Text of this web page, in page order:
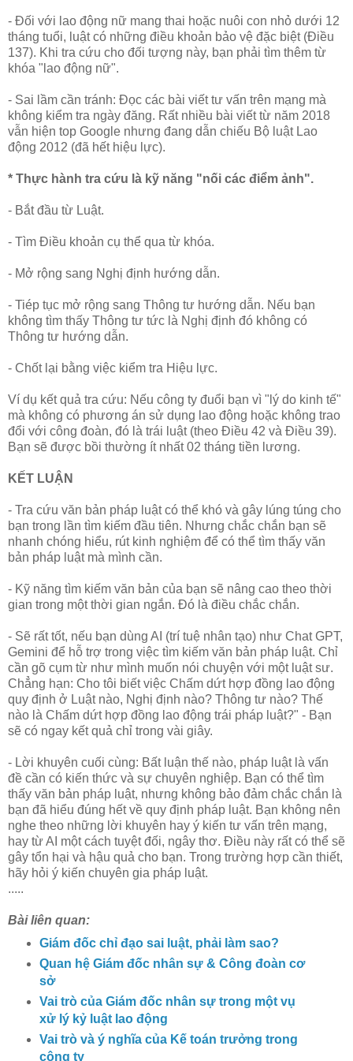
- Đối với lao động nữ mang thai hoặc nuôi con nhỏ dưới 12
tháng tuổi, luật có những điều khoản bảo vệ đặc biệt (Điều
137). Khi tra cứu cho đối tượng này, bạn phải tìm thêm từ
khóa "lao động nữ".
- Sai lầm cần tránh: Đọc các bài viết tư vấn trên mạng mà
không kiểm tra ngày đăng. Rất nhiều bài viết từ năm 2018
vẫn hiện top Google nhưng đang dẫn chiếu Bộ luật Lao
động 2012 (đã hết hiệu lực).
* Thực hành tra cứu là kỹ năng "nối các điểm ảnh".
- Bắt đầu từ Luật.
- Tìm Điều khoản cụ thể qua từ khóa.
- Mở rộng sang Nghị định hướng dẫn.
- Tiép tục mở rộng sang Thông tư hướng dẫn. Nếu bạn
không tìm thấy Thông tư tức là Nghị định đó không có
Thông tư hướng dẫn.
- Chốt lại bằng việc kiểm tra Hiệu lực.
Ví dụ kết quả tra cứu: Nếu công ty đuổi bạn vì "lý do kinh tế"
mà không có phương án sử dụng lao động hoặc không trao
đổi với công đoàn, đó là trái luật (theo Điều 42 và Điều 39).
Bạn sẽ được bồi thường ít nhất 02 tháng tiền lương.
KẾT LUẬN
- Tra cứu văn bản pháp luật có thể khó và gây lúng túng cho
bạn trong lần tìm kiếm đầu tiên. Nhưng chắc chắn bạn sẽ
nhanh chóng hiểu, rút kinh nghiệm để có thể tìm thấy văn
bản pháp luật mà mình cần.
- Kỹ năng tìm kiếm văn bản của bạn sẽ nâng cao theo thời
gian trong một thời gian ngắn. Đó là điều chắc chắn.
- Sẽ rất tốt, nếu bạn dùng AI (trí tuệ nhân tạo) như Chat GPT,
Gemini để hỗ trợ trong việc tìm kiếm văn bản pháp luật. Chỉ
cần gõ cụm từ như mình muốn nói chuyện với một luật sư.
Chẳng hạn: Cho tôi biết việc Chấm dứt hợp đồng lao động
quy định ở Luật nào, Nghị định nào? Thông tư nào? Thế
nào là Chấm dứt hợp đồng lao động trái pháp luật?" - Bạn
sẽ có ngay kết quả chỉ trong vài giây.
- Lời khuyên cuối cùng: Bất luận thế nào, pháp luật là vấn
đề cần có kiến thức và sự chuyên nghiệp. Bạn có thể tìm
thấy văn bản pháp luật, nhưng không bảo đảm chắc chắn là
bạn đã hiểu đúng hết về quy định pháp luật. Bạn không nên
nghe theo những lời khuyên hay ý kiến tư vấn trên mạng,
hay từ AI một cách tuyệt đối, ngây thơ. Điều này rất có thể sẽ
gây tổn hại và hậu quả cho bạn. Trong trường hợp cần thiết,
hãy hỏi ý kiến chuyên gia pháp luật.
.....
Bài liên quan:
Giám đốc chỉ đạo sai luật, phải làm sao?
Quan hệ Giám đốc nhân sự & Công đoàn cơ
sở
Vai trò của Giám đốc nhân sự trong một vụ
xử lý kỷ luật lao động
Vai trò và ý nghĩa của Kế toán trưởng trong
công ty